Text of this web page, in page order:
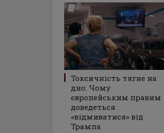
Токсичність тягне на
дно: Чому
європейським правим
доведеться
«відмиватися» від
Трампа